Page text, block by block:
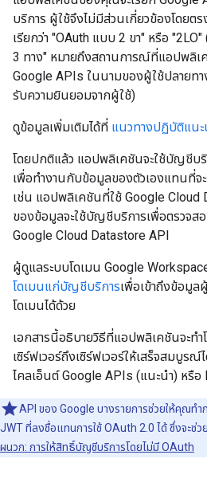
บริการ ผู้ใช้จึงไม่มีส่วนเกี่ยวข้องโดย
เรียกว่า "OAuth แบบ 2 ขา" หรือ
3 ทาง" หมายถึงสถานการณ์ที่แอปพลิ
Google APIs ในนามของผู้ใช้ปลายทา
รับความยินยอมจากผู้ใช้)
ดูข้อมูลเพิ่มเติมได้ที่ แนวทางปฏิบัติแน
โดยปกติแล้ว แอปพลิเคชันจะใช้บัญชีบริ
เพื่อทำงานกับข้อมูลของตัวเองแทนที่จ
เช่น แอปพลิเคชันที่ใช้ Google Cloud
ของข้อมูลจะใช้บัญชีบริการเพื่อตรวจส
Google Cloud Datastore API
ผู้ดูแลระบบโดเมน Google
โดเมนแก่บัญชีบริการเพื่อเข้าถึงข้อมูล
โดเมนได้ด้วย
เอกสารนี้อธิบายวิธีที่แอปพลิเคชันจะท
เซิร์ฟเวอร์ถึงเซิร์ฟเวอร์ให้เสร็จสมบูรณ์
ไคลเอ็นต์ Google APIs (แนะนํา) หรือ
API ของ Google บางรายการช่วยให้คุณทำ
JWT ที่ลงชื่อแทนการใช้ OAuth 2.0 ได้ ซึ่งจะช่ว
ผนวก: การให้สิทธิ์บัญชีบริการโดยไม่มี OAuth